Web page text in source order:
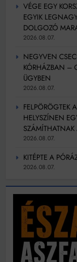
VÉGE EGY
EGYIK
DOLGOZÓ
2026.08.07.
NEGYVEN
KÓRHÁZBAN –
ÜGYBEN
2026.08.07.
FELPÖRÖGTEK
HELYSZÍNEN
2026.08.07.
KITÉPTE A
2026.08.07.